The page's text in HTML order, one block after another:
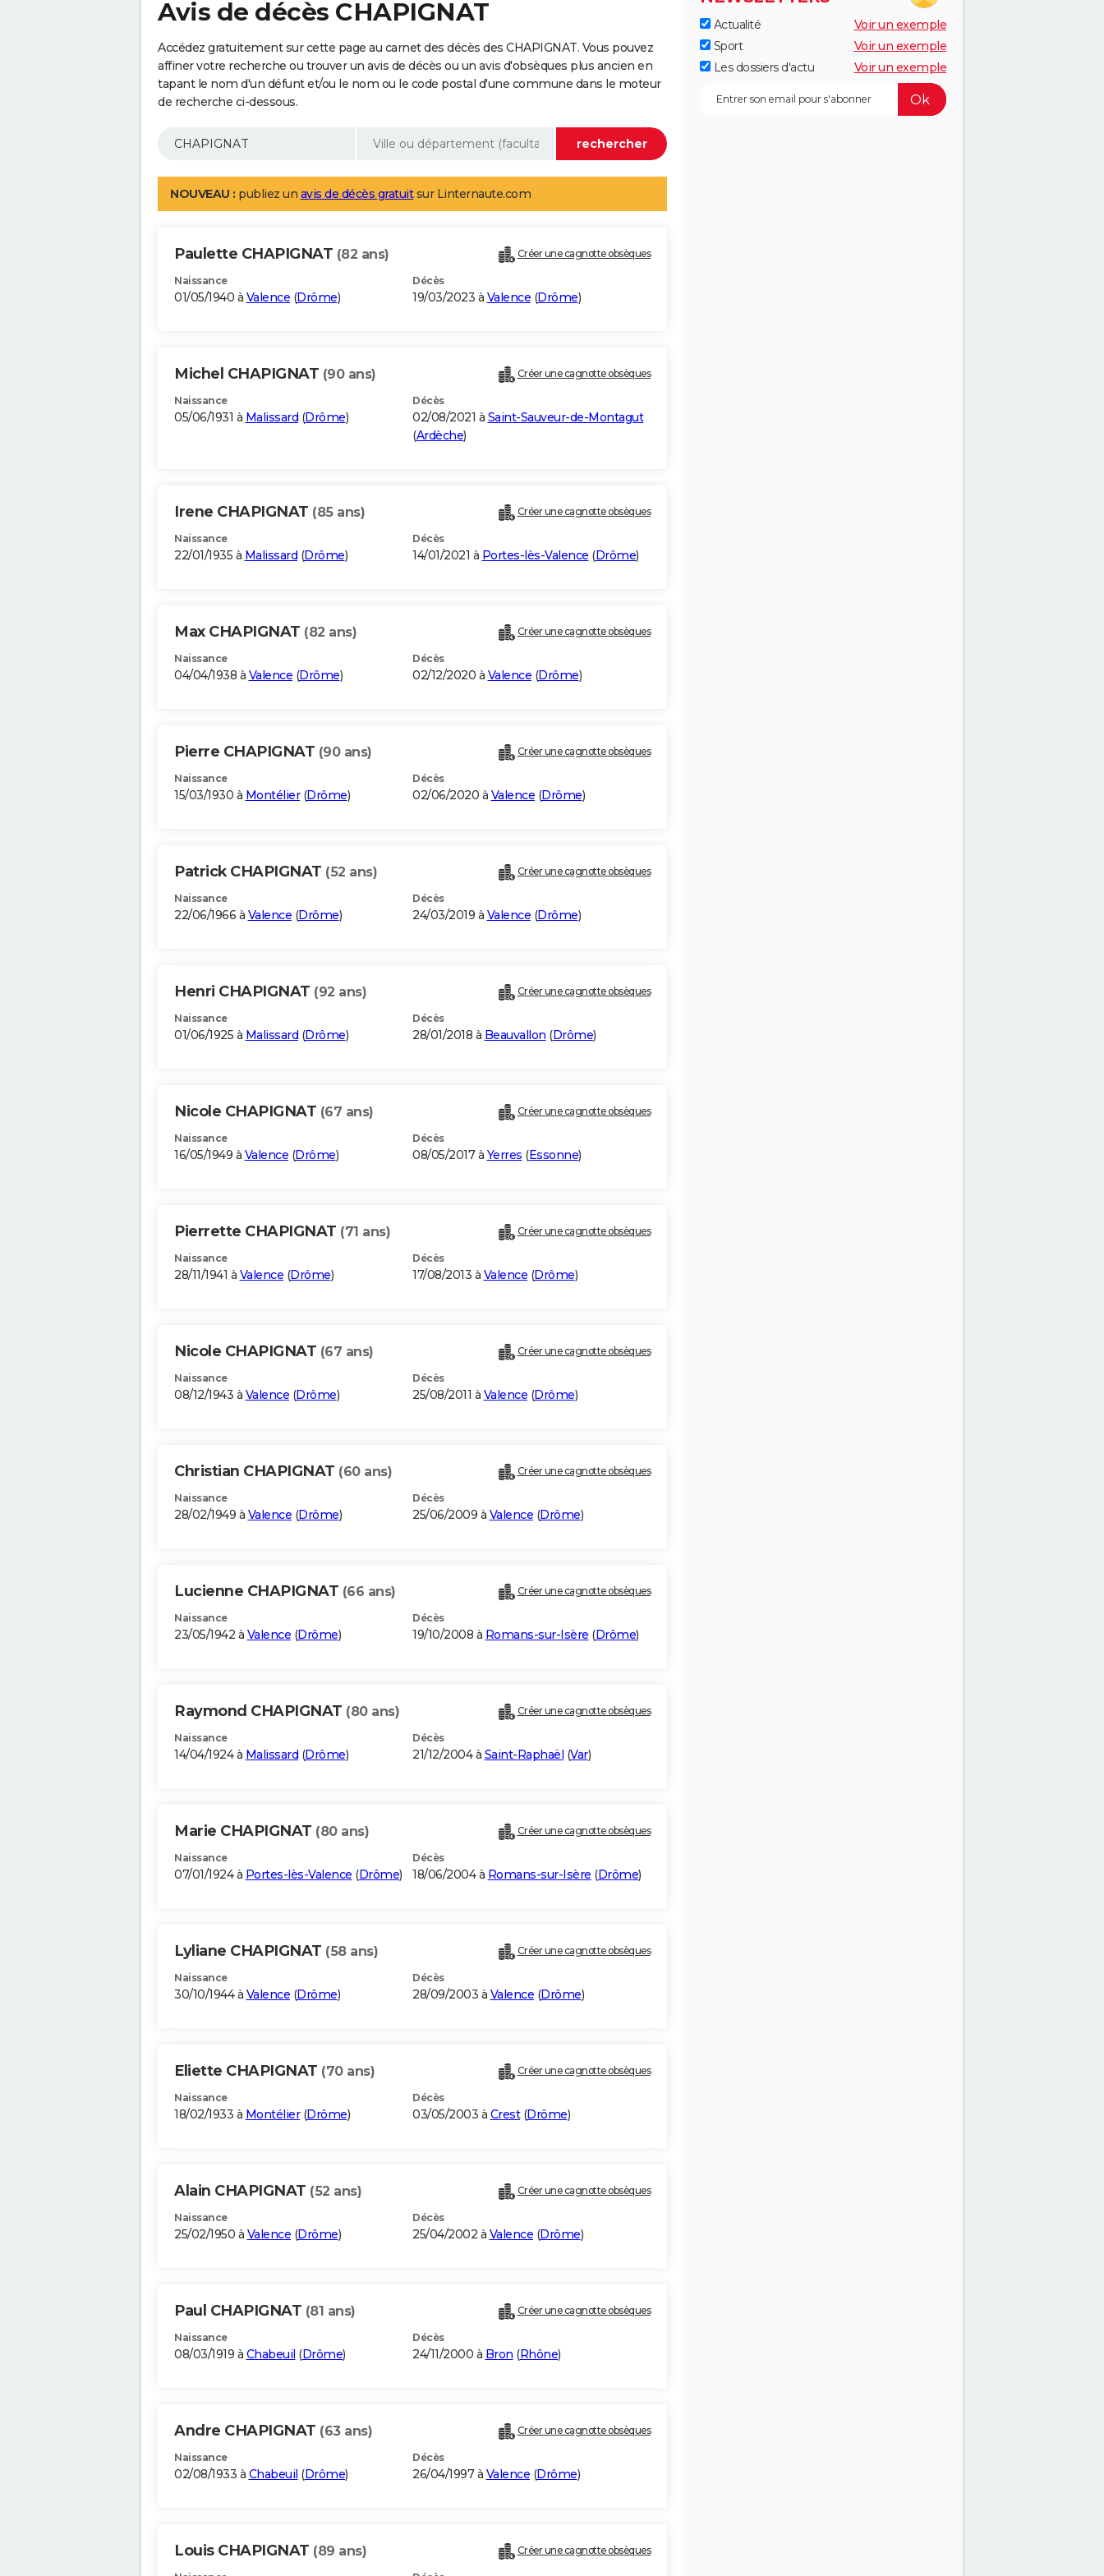
Avis de décès CHAPIGNAT
Accédez gratuitement sur cette page au carnet des décès des CHAPIGNAT. Vous pouvez
affiner votre recherche ou trouver un avis de décès ou un avis d'obsèques plus ancien en
tapant le nom d'un défunt et/ou le nom ou le code postal d'une commune dans le moteur
de recherche ci-dessous.
NOUVEAU : publiez un avis de décès gratuitsur Linternaute.com
Paulette CHAPIGNAT (82 ans) Créer une cagnotte obsèques
Naissance
01/05/1940 à Valence (Drôme)
Décès
19/03/2023 à Valence (Drôme)
Michel CHAPIGNAT (90 ans) Créer une cagnotte obsèques
Naissance
05/06/1931 à Malissard (Drôme)
Décès
02/08/2021 à Saint-Sauveur-de-Montagut
(Ardèche)
Irene CHAPIGNAT (85 ans) Créer une cagnotte obsèques
Naissance
22/01/1935 à Malissard (Drôme)
Décès
14/01/2021 à Portes-lès-Valence (Drôme)
Max CHAPIGNAT (82 ans) Créer une cagnotte obsèques
Naissance
04/04/1938 à Valence (Drôme)
Décès
02/12/2020 à Valence (Drôme)
Pierre CHAPIGNAT (90 ans) Créer une cagnotte obsèques
Naissance
15/03/1930 à Montélier(Drôme)
Décès
02/06/2020 à Valence (Drôme)
Patrick CHAPIGNAT (52 ans) Créer une cagnotte obsèques
Naissance
22/06/1966 à Valence (Drôme)
Décès
24/03/2019 à Valence (Drôme)
Henri CHAPIGNAT (92 ans) Créer une cagnotte obsèques
Naissance
01/06/1925 à Malissard (Drôme)
Décès
28/01/2018 à Beauvallon (Drôme)
Nicole CHAPIGNAT (67 ans) Créer une cagnotte obsèques
Naissance
16/05/1949 à Valence (Drôme)
Décès
08/05/2017 à Yerres (Essonne)
Pierrette CHAPIGNAT (71 ans) Créer une cagnotte obsèques
Naissance
28/11/1941 à Valence (Drôme)
Décès
17/08/2013 à Valence (Drôme)
Nicole CHAPIGNAT (67 ans) Créer une cagnotte obsèques
Naissance
08/12/1943 à Valence (Drôme)
Décès
25/08/2011 à Valence (Drôme)
Christian CHAPIGNAT (60 ans) Créer une cagnotte obsèques
Naissance
28/02/1949 à Valence (Drôme)
Décès
25/06/2009 à Valence (Drôme)
Lucienne CHAPIGNAT (66 ans) Créer une cagnotte obsèques
Naissance
23/05/1942 à Valence (Drôme)
Décès
19/10/2008 à Romans-sur-Isère (Drôme)
Raymond CHAPIGNAT (80 ans) Créer une cagnotte obsèques
Naissance
14/04/1924 à Malissard (Drôme)
Décès
21/12/2004 à Saint-Raphaël (Var)
Marie CHAPIGNAT (80 ans) Créer une cagnotte obsèques
Naissance
07/01/1924 à Portes-lès-Valence (Drôme)
Décès
18/06/2004 à Romans-sur-Isère (Drôme)
Lyliane CHAPIGNAT (58 ans) Créer une cagnotte obsèques
Naissance
30/10/1944 à Valence (Drôme)
Décès
28/09/2003 à Valence (Drôme)
Eliette CHAPIGNAT (70 ans) Créer une cagnotte obsèques
Naissance
18/02/1933 à Montélier(Drôme)
Décès
03/05/2003 à Crest(Drôme)
Alain CHAPIGNAT (52 ans) Créer une cagnotte obsèques
Naissance
25/02/1950 à Valence (Drôme)
Décès
25/04/2002 à Valence (Drôme)
Paul CHAPIGNAT (81 ans) Créer une cagnotte obsèques
Naissance
08/03/1919 à Chabeuil (Drôme)
Décès
24/11/2000 à Bron (Rhône)
Andre CHAPIGNAT (63 ans) Créer une cagnotte obsèques
Naissance
02/08/1933 à Chabeuil (Drôme)
Décès
26/04/1997 à Valence (Drôme)
Louis CHAPIGNAT (89 ans) Créer une cagnotte obsèques
Actualité
Voir un exemple
Sport
Voir un exemple
Les dossiers d'actu
Voir un exemple